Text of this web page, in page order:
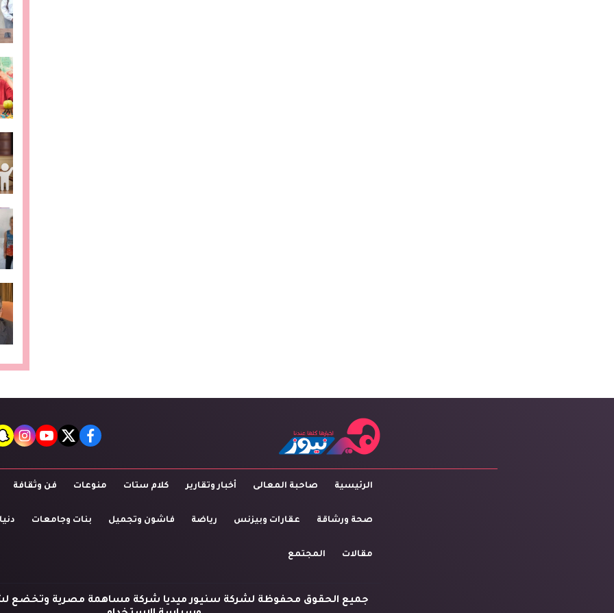
facebook
twitter
youtube
الرئيسية صاحبة المعالى أخبار وتقارير كلام ستات منوعات فن وثقافة
صحة ورشاقة عقارات وبيزنس رياضة فاشون وتجميل بنات وجامعات
مقالات المجتمع
جميع الحقوق محفوظة لشركة سنيور ميديا شركة مساهمة مصرية وتخضع